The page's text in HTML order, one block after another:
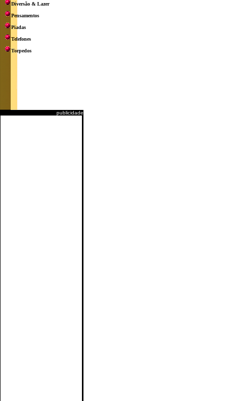
Diversão & Lazer
Pensamentos
Piadas
Telefones
Torpedos
publicidade